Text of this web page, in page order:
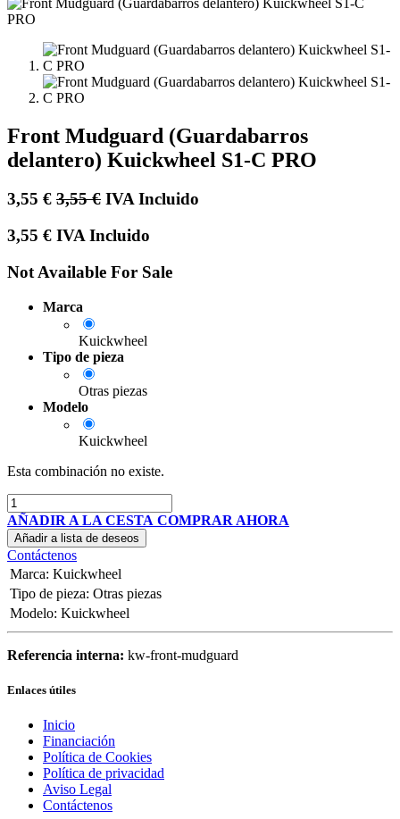
Front Mudguard (Guardabarros
delantero) Kuickwheel S1-C PRO
3,55 € 3,55€ IVA Incluido
3,55 € IVA Incluido
Not Available For Sale
Marca
Kuickwheel
Tipo de pieza
Otras piezas
Modelo
Kuickwheel
Esta combinación no existe.
AÑADIR A LA CESTA COMPRAR AHORA
Añadir a lista de deseos
Contáctenos
Marca: Kuickwheel
Tipo de pieza: Otras piezas
Modelo: Kuickwheel
Referencia interna: kw-front-mudguard
Enlaces útiles
Inicio
Financiación
Política de Cookies
Política de privacidad
Aviso Legal
Contáctenos